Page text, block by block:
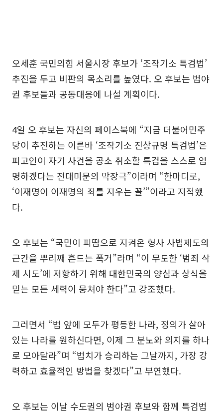
오세훈 국민의힘 서울시장 후보가 ‘조작기소 특검법’
추진을 두고 비판의 목소리를 높였다. 오 후보는 범야
권 후보들과 공동대응에 나설 계획이다.
4일 오 후보는 자신의 페이스북에 “지금 더불어민주
당이 추진하는 이른바 ‘조작기소 진상규명 특검법’은
피고인이 자기 사건을 공소 취소할 특검을 스스로 임
명하겠다는 전대미문의 막장극”이라며 “한마디로,
‘이재명이 이재명의 죄를 지우는 꼴’”이라고 지적했
다.
오 후보는 “국민이 피땀으로 지켜온 형사 사법제도의
근간을 뿌리째 흔드는 폭거”라며 “이 무도한 ‘범죄 삭
제 시도’에 저항하기 위해 대한민국의 양심과 상식을
믿는 모든 세력이 뭉쳐야 한다”고 강조했다.
그러면서 “법 앞에 모두가 평등한 나라, 정의가 살아
있는 나라를 원하신다면, 이제 그 분노와 의지를 하나
로 모아달라”며 “법치가 승리하는 그날까지, 가장 강
력하고 효율적인 방법을 찾겠다”고 부연했다.
오 후보는 이날 수도권의 범야권 후보와 함께 특검법